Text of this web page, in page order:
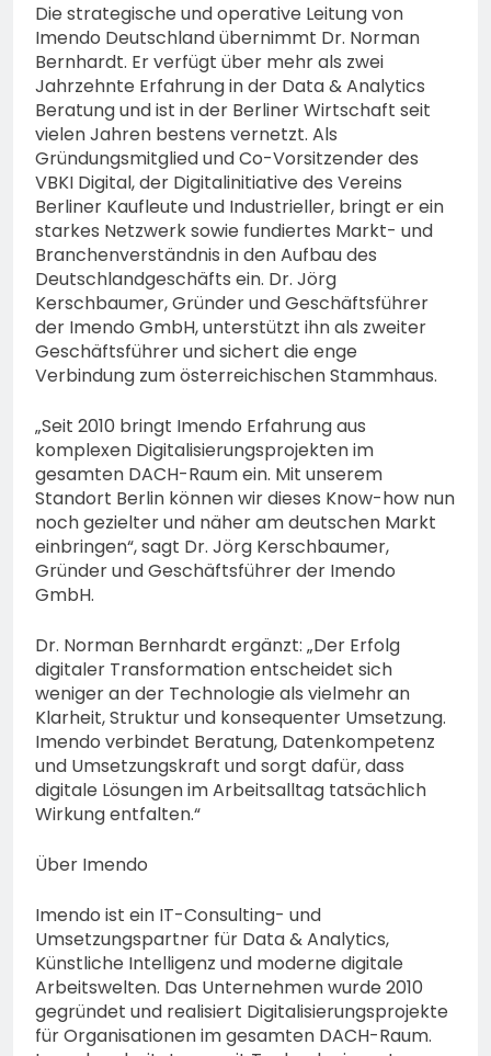
Die strategische und operative Leitung von
Imendo Deutschland übernimmt Dr. Norman
Bernhardt. Er verfügt über mehr als zwei
Jahrzehnte Erfahrung in der Data & Analytics
Beratung und ist in der Berliner Wirtschaft seit
vielen Jahren bestens vernetzt. Als
Gründungsmitglied und Co-Vorsitzender des
VBKI Digital, der Digitalinitiative des Vereins
Berliner Kaufleute und Industrieller, bringt er ein
starkes Netzwerk sowie fundiertes Markt- und
Branchenverständnis in den Aufbau des
Deutschlandgeschäfts ein. Dr. Jörg
Kerschbaumer, Gründer und Geschäftsführer
der Imendo GmbH, unterstützt ihn als zweiter
Geschäftsführer und sichert die enge
Verbindung zum österreichischen Stammhaus.
„Seit 2010 bringt Imendo Erfahrung aus
komplexen Digitalisierungsprojekten im
gesamten DACH-Raum ein. Mit unserem
Standort Berlin können wir dieses Know-how nun
noch gezielter und näher am deutschen Markt
einbringen“, sagt Dr. Jörg Kerschbaumer,
Gründer und Geschäftsführer der Imendo
GmbH.
Dr. Norman Bernhardt ergänzt: „Der Erfolg
digitaler Transformation entscheidet sich
weniger an der Technologie als vielmehr an
Klarheit, Struktur und konsequenter Umsetzung.
Imendo verbindet Beratung, Datenkompetenz
und Umsetzungskraft und sorgt dafür, dass
digitale Lösungen im Arbeitsalltag tatsächlich
Wirkung entfalten.“
Über Imendo
Imendo ist ein IT-Consulting- und
Umsetzungspartner für Data & Analytics,
Künstliche Intelligenz und moderne digitale
Arbeitswelten. Das Unternehmen wurde 2010
gegründet und realisiert Digitalisierungsprojekte
für Organisationen im gesamten DACH-Raum.